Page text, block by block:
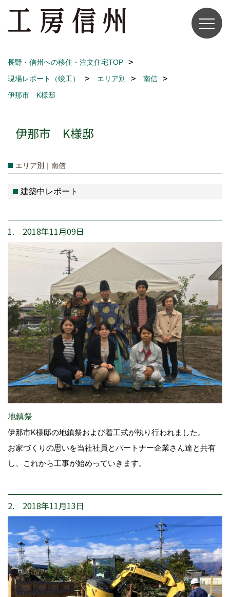
長野・信州への移住・注文住宅TOP
現場レポート（竣工）
エリア別
南信
伊那市 K様邸
伊那市 K様邸
エリア別｜南信
建築中レポート
1. 2018年11月09日
地鎮祭
伊那市K様邸の地鎮祭および着工式が執り行われました。
お家づくりの思いを当社社員とパートナー企業さん達と共有
し、これから工事が始めっていきます。
2. 2018年11月13日